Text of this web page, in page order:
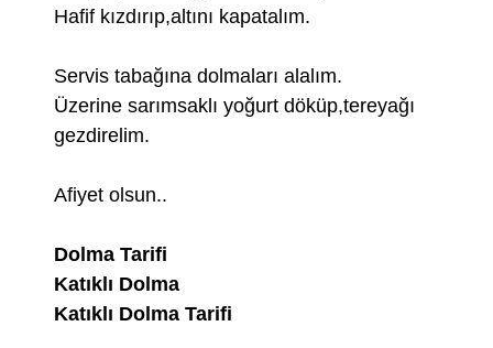
Hafif kızdırıp,altını kapatalım.
Servis tabağına dolmaları alalım.
Üzerine sarımsaklı yoğurt döküp,tereyağı
gezdirelim.
Afiyet olsun..
Dolma Tarifi
Katıklı Dolma
Katıklı Dolma Tarifi